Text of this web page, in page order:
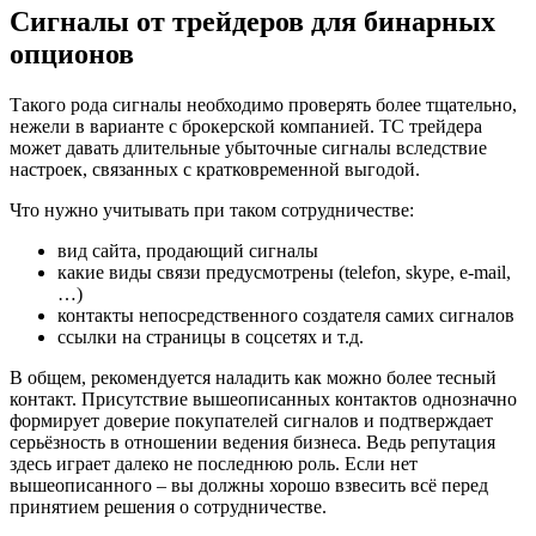
Сигналы от трейдеров для бинарных
опционов
Такого рода сигналы необходимо проверять более тщательно,
нежели в варианте с брокерской компанией. ТС трейдера
может давать длительные убыточные сигналы вследствие
настроек, связанных с кратковременной выгодой.
Что нужно учитывать при таком сотрудничестве:
вид сайта, продающий сигналы
какие виды связи предусмотрены (telefon, skype, e-mail,
…)
контакты непосредственного создателя самих сигналов
ссылки на страницы в соцсетях и т.д.
В общем, рекомендуется наладить как можно более тесный
контакт. Присутствие вышеописанных контактов однозначно
формирует доверие покупателей сигналов и подтверждает
серьёзность в отношении ведения бизнеса. Ведь репутация
здесь играет далеко не последнюю роль. Если нет
вышеописанного – вы должны хорошо взвесить всё перед
принятием решения о сотрудничестве.